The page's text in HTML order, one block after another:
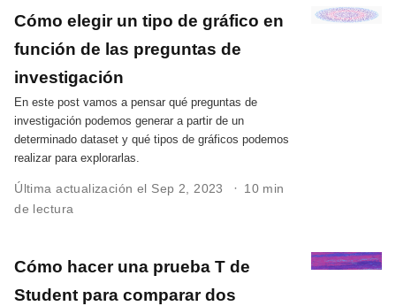
Cómo elegir un tipo de gráfico en
función de las preguntas de
investigación
En este post vamos a pensar qué preguntas de
investigación podemos generar a partir de un
determinado dataset y qué tipos de gráficos podemos
realizar para explorarlas.
Última actualización el Sep 2, 2023
10 min
de lectura
Cómo hacer una prueba T de
Student para comparar dos